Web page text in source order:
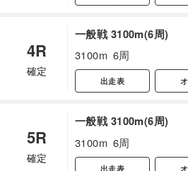
4R
確定
一般戦 3100m(6周)
3100m 6周
出走表
5R
確定
一般戦 3100m(6周)
3100m 6周
出走表